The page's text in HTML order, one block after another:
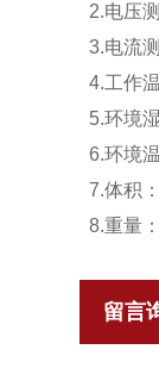
2.电压
3.电流
4.工作
5.环境
6.环境
7.体积
8.重量
留言